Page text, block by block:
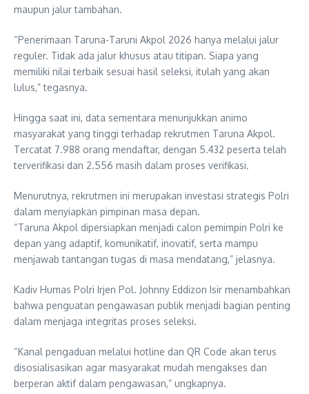
maupun jalur tambahan.
“Penerimaan Taruna-Taruni Akpol 2026 hanya melalui jalur
reguler. Tidak ada jalur khusus atau titipan. Siapa yang
memiliki nilai terbaik sesuai hasil seleksi, itulah yang akan
lulus,” tegasnya.
Hingga saat ini, data sementara menunjukkan animo
masyarakat yang tinggi terhadap rekrutmen Taruna Akpol.
Tercatat 7.988 orang mendaftar, dengan 5.432 peserta telah
terverifikasi dan 2.556 masih dalam proses verifikasi.
Menurutnya, rekrutmen ini merupakan investasi strategis Polri
dalam menyiapkan pimpinan masa depan.
“Taruna Akpol dipersiapkan menjadi calon pemimpin Polri ke
depan yang adaptif, komunikatif, inovatif, serta mampu
menjawab tantangan tugas di masa mendatang,” jelasnya.
Kadiv Humas Polri Irjen Pol. Johnny Eddizon Isir menambahkan
bahwa penguatan pengawasan publik menjadi bagian penting
dalam menjaga integritas proses seleksi.
“Kanal pengaduan melalui hotline dan QR Code akan terus
disosialisasikan agar masyarakat mudah mengakses dan
berperan aktif dalam pengawasan,” ungkapnya.